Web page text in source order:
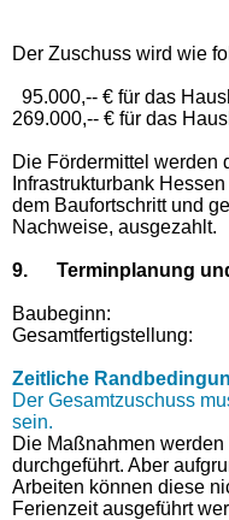
Der Zuschuss wird wie
95.000,-- € für das
269.000,-- € für das
Die Fördermittel werden
Infrastrukturbank
dem Baufortschritt und
Nachweise, ausgezahlt.
9. Terminplanung
Baubeginn:
Gesamtfertigstellung:
Zeitliche
Der Gesamtzuschuss
sein.
Die Maßnahmen
durchgeführt. Aber
Arbeiten können diese
Ferienzeit ausgeführt